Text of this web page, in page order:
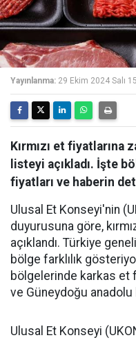
Yayınlanma: 29 Ekim 2024 Salı
Kırmızı et fiyatlarına
listeyi açıkladı. İşte
fiyatları ve haberin
Ulusal Et Konseyi'nin
duyurusuna göre,
açıklandı. Türkiye
bölge farklılık
bölgelerinde karkas et
ve Güneydoğu
Ulusal Et Konseyi